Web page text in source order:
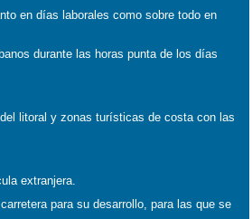
en días laborales como sobre todo en
durante las horas punta de los días
litoral y zonas turísticas de costa con las
extranjera.
para su desarrollo, para las que se